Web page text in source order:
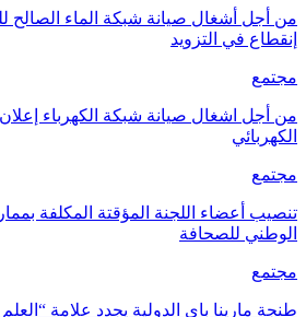
من أجل أشغال صيانة شبكة الماء
إنقطاع في التزويد
مجتمع
من أجل اشغال صيانة شبكة الكهرباء إعلان
الكهربائي
مجتمع
تنصيب أعضاء اللجنة المؤقتة المكلفة
الوطني للصحافة
مجتمع
طنجة مارينا باي الدولية يجدد علامة “العلم